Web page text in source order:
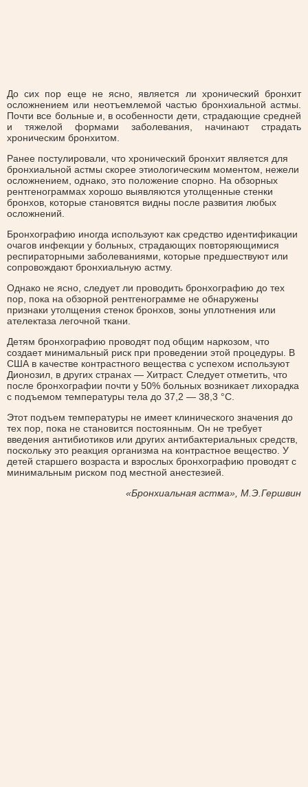
До сих пор еще не ясно, является ли хронический бронхит
осложнением или неотъемлемой частью бронхиальной астмы.
Почти все больные и, в особенности дети, страдающие средней
и тяжелой формами заболевания, начинают страдать
хроническим бронхитом.
Ранее постулировали, что хронический бронхит является для
бронхиальной астмы скорее этиологическим моментом, нежели
осложнением, однако, это положение спорно. На обзорных
рентгенограммах хорошо выявляются утолщенные стенки
бронхов, которые становятся видны после развития любых
осложнений.
Бронхографию иногда используют как средство идентификации
очагов инфекции у больных, страдающих повторяющимися
респираторными заболеваниями, которые предшествуют или
сопровождают бронхиальную астму.
Однако не ясно, следует ли проводить бронхографию до тех
пор, пока на обзорной рентгенограмме не обнаружены
признаки утолщения стенок бронхов, зоны уплотнения или
ателектаза легочной ткани.
Детям бронхографию проводят под общим наркозом, что
создает минимальный риск при проведении этой процедуры. В
США в качестве контрастного вещества с успехом используют
Дионозил, в других странах — Хитраст. Следует отметить, что
после бронхографии почти у 50% больных возникает лихорадка
с подъемом температуры тела до 37,2 — 38,3 °С.
Этот подъем температуры не имеет клинического значения до
тех пор, пока не становится постоянным. Он не требует
введения антибиотиков или других антибактериальных средств,
поскольку это реакция организма на контрастное вещество. У
детей старшего возраста и взрослых бронхографию проводят с
минимальным риском под местной анестезией.
«Бронхиальная астма», М.Э.Гершвин